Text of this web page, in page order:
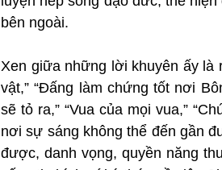
bên ngoài.
Xen giữa những lời khuyên ấy là
vật,” “Đấng làm chứng tốt nơi
sẽ tỏ ra,” “Vua của mọi vua,”
nơi sự sáng không thể đến gần
được, danh vọng, quyền năng